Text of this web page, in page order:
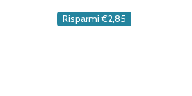
Risparmi €2,85